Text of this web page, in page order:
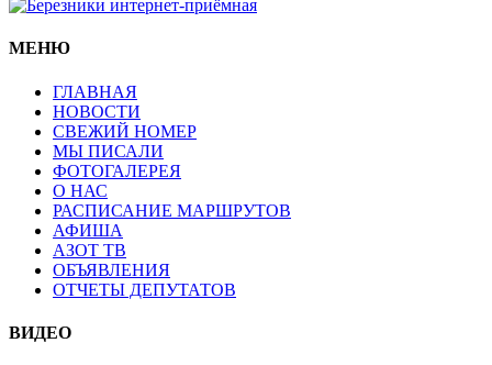
МЕНЮ
ГЛАВНАЯ
НОВОСТИ
СВЕЖИЙ НОМЕР
МЫ ПИСАЛИ
ФОТОГАЛЕРЕЯ
О НАС
РАСПИСАНИЕ МАРШРУТОВ
АФИША
АЗОТ ТВ
ОБЪЯВЛЕНИЯ
ОТЧЕТЫ ДЕПУТАТОВ
ВИДЕО